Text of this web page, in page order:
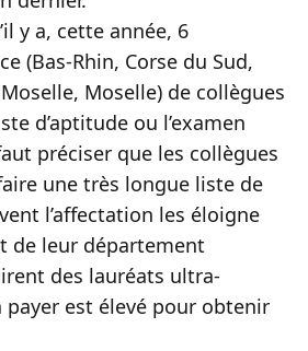
y a, cette année, 6
(Bas-Rhin, Corse du Sud,
Moselle) de collègues
d’aptitude ou l’examen
préciser que les collègues
une très longue liste de
l’affectation les éloigne
de leur département
des lauréats ultra-
payer est élevé pour obtenir